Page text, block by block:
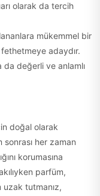
olarak da tercih
mükemmel bir
adaydır.
değerli ve anlamlı
doğal olarak
sonrası her zaman
korumasına
parfüm,
tutmanız,